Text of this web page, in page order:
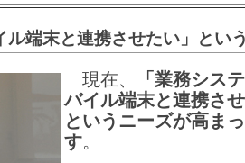
ル端末と連携させたい」とい
現在、
「業務シス
バイル端末と連携さ
というニーズが高ま
す。